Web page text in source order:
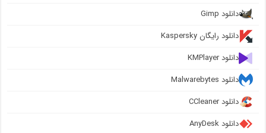
دانلود Gimp
دانلود رایگان Kaspersky
دانلود KMPlayer
دانلود Malwarebytes
دانلود CCleaner
دانلود AnyDesk